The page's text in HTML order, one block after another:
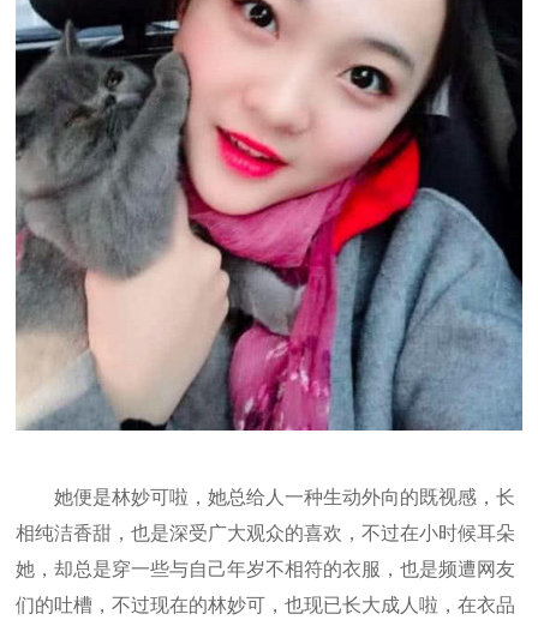
她便是林妙可啦，她总给人一种生动外向的既视感，长
相纯洁香甜，也是深受广大观众的喜欢，不过在小时候耳朵
她，却总是穿一些与自己年岁不相符的衣服，也是频遭网友
们的吐槽，不过现在的林妙可，也现已长大成人啦，在衣品